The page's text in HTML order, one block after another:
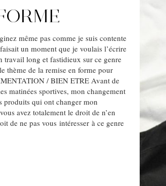
même pas comme je suis contente
un moment que je voulais l’écrire
travail long et fastidieux sur ce genre
thème de la remise en forme pour
/ BIEN ETRE Avant de
matinées sportives, mon changement
produits qui ont changer mon
avez totalement le droit de n’en
de ne pas vous intéresser à ce genre